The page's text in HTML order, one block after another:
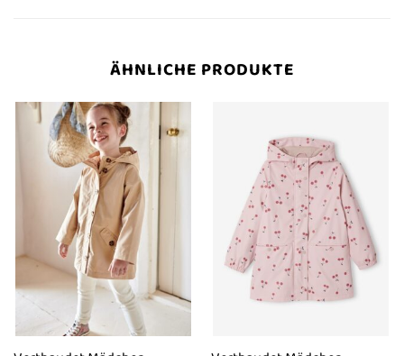
ÄHNLICHE PRODUKTE